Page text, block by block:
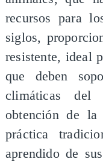
recursos para
siglos,
resistente, ideal
que deben
climáticas del
obtención de
práctica
aprendido de